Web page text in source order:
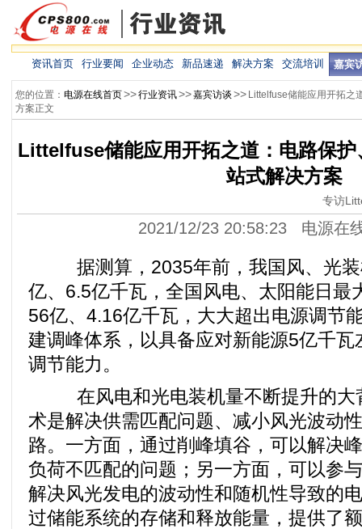
资讯首页 行业要闻 企业动态 新品速递 解决方案 交流培训 嘉宾
您的位置： 电源在线首页>>行业资讯>>嘉宾访谈 >> Littelfuse储能应用开拓之
方案正文
Littelfuse储能应用开拓之道：电路保护
站式解决方案
专访
2021/12/23 20:58:23 电源在
据测算，2035年前，我国风、光装
亿、6.5亿千瓦，全国风电、太阳能日最
56亿、4.16亿千瓦，大大超出电源调节
建调峰体系，以具备应对新能源5亿千
调节能力。
在风电和光电装机量不断提升的大
术是解决供需匹配问题、减小风光波动
路。一方面，通过削峰填谷，可以解决
负荷不匹配的问题；另一方面，可以参
解决风光发电的波动性和随机性导致的
过储能系统的存储和释放能量，提供了